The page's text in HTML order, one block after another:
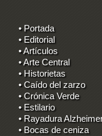
• Portada
• Editorial
• Artículos
• Arte Central
• Historietas
• Caído del zarzo
• Crónica Verde
• Estilario
• Rayadura
• Bocas de ceniza